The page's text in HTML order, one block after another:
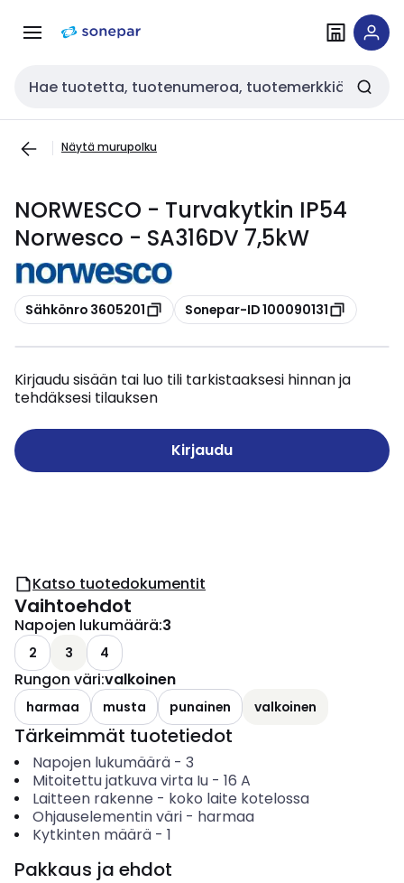
navigointiinsisältöön
Haku
Näytä murupolku
NORWESCO - Turvakytkin IP54
Norwesco - SA316DV 7,5kW
Kopioi
Sähkönro 3605201 Kopioi
Sonepar-ID 100090131
Kirjaudu sisään tai luo tili tarkistaaksesi hinnan ja
tehdäksesi tilauksen
Kirjaudu
Katso tuotedokumentit
Vaihtoehdot
Napojen lukumäärä:3
2 3 4
Rungon väri:valkoinen
harmaa musta punainen valkoinen
Tärkeimmät tuotetiedot
Napojen lukumäärä- 3
Mitoitettu jatkuva virta Iu- 16 A
Laitteen rakenne - koko laite kotelossa
Ohjauselementin väri- harmaa
Kytkinten määrä- 1
Pakkaus ja ehdot